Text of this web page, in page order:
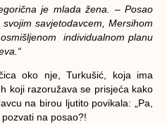
je mlada žena. – Posao
savjetodavcem, Mersihom
individualnom planu
oko nje, Turkušić, koja ima
koji razoružava se prisjeća kako
na birou ljutito povikala: „Pa,
na posao?!